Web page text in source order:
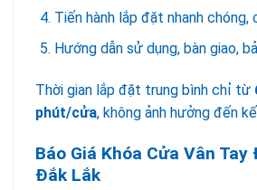
Tiến hành lắp đặt nhanh chóng,
Hướng dẫn sử dụng, bàn giao,
Thời gian lắp đặt trung bình chỉ từ
phút/cửa, không ảnh hưởng đến
Báo Giá Khóa Cửa Vân Tay
Đắk Lắk